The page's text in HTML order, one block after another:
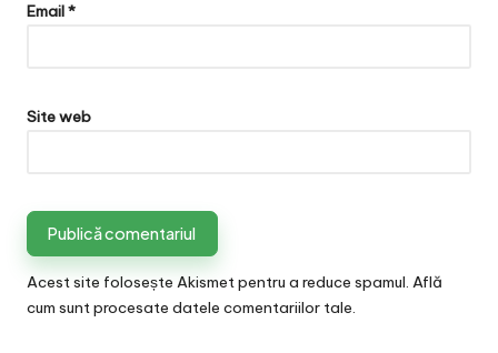
Email*
Site web
Acest site folosește Akismet pentru a reduce spamul. Află
cum sunt procesate datele comentariilor tale.